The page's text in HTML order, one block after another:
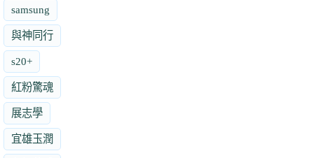
samsung
與神同行
s20+
紅粉驚魂
展志學
宜雄玉潤